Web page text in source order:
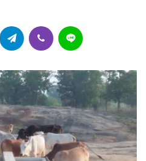
Telegram Viber